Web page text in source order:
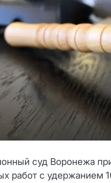
суд Воронежа
работ с удержанием